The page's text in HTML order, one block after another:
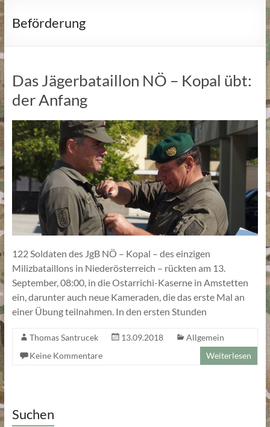
Beförderung
Das Jägerbataillon NÖ – Kopal übt:
der Anfang
122 Soldaten des JgB NÖ – Kopal – des einzigen
Milizbataillons in Niederösterreich – rückten am 13.
September, 08:00, in die Ostarrichi-Kaserne in Amstetten
ein, darunter auch neue Kameraden, die das erste Mal an
einer Übung teilnahmen. In den ersten Stunden
Thomas Santrucek 13.09.2018
Allgemein
Keine Kommentare
Weiterlesen
Suchen